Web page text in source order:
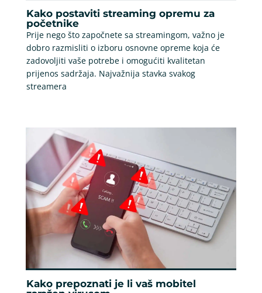
Kako postaviti streaming opremu za
početnike
Prije nego što započnete sa streamingom, važno je
dobro razmisliti o izboru osnovne opreme koja će
zadovoljiti vaše potrebe i omogućiti kvalitetan
prijenos sadržaja. Najvažnija stavka svakog
streamera
Kako prepoznati je li vaš mobitel